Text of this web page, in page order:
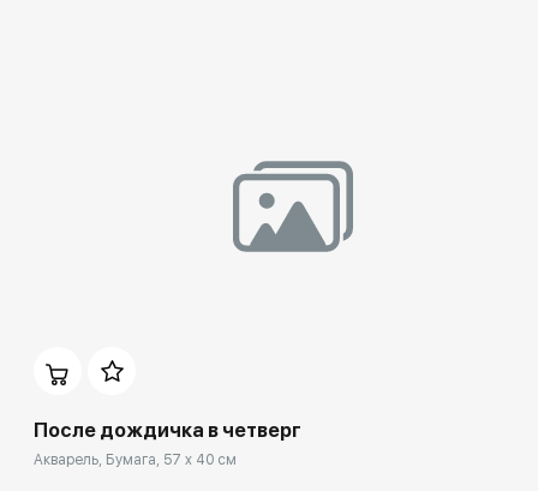
После дождичка в четверг
Акварель, Бумага, 57 x 40 см